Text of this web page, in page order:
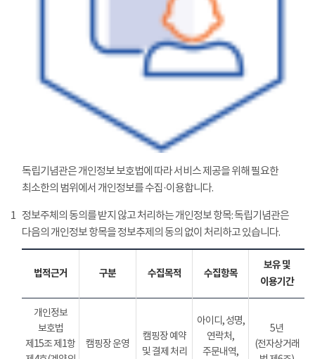
독립기념관은 개인정보 보호법에 따라 서비스 제공을 위해 필요한
최소한의 범위에서 개인정보를 수집·이용합니다.
1 정보주체의 동의를 받지 않고 처리하는 개인정보 항목: 독립기념관은
다음의 개인정보 항목을 정보추제의 동의 없이 처리하고 있습니다.
법적근거 구분 수집목적 수집항목
보유 및
이용기간
개인정보
보호법
제15조 제1항
캠핑장 운영
캠핑장 예약
및 결제 처리
아이디, 성명,
연락처,
주문내역,
5년
(전자상거래